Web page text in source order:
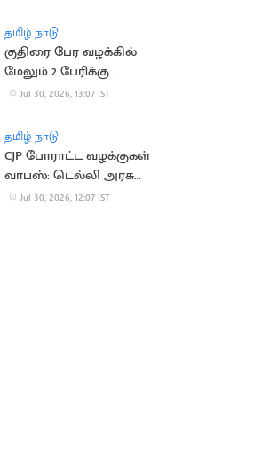
தமிழ் நாடு
குதிரை பேர வழக்கில்
மேலும் 2 பேரிக்கு
ஜாமீன்
Jul 30, 2026, 13:07 IST
தமிழ் நாடு
CJP போராட்ட வழக்குகள்
வாபஸ்: டெல்லி அரசு
உத்தரவு
Jul 30, 2026, 12:07 IST